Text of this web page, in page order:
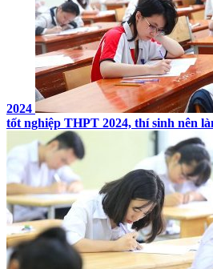
2024
tốt nghiệp THPT 2024, thí sinh nên